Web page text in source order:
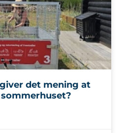
det mening at